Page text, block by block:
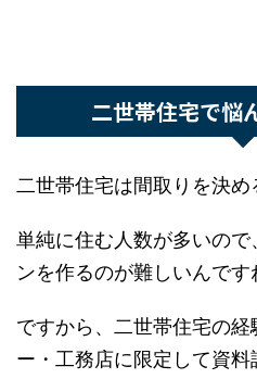
二世帯住宅で悩
二世帯住宅は間取りを決め
単純に住む人数が多いので
ランを作るのが難しいんで
ですから、二世帯住宅の
カー・工務店に限定して
家づくり、何
算・間取り・優先順位